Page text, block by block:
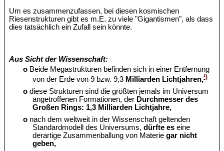
Um es zusammenzufassen, bei diesen kosmischen
Riesenstrukturen gibt es m.E. zu viele "Gigantismen", als dass
dies tatsächlich ein Zufall sein könnte.
Aus Sicht der Wissenschaft:
o Beide Megastrukturen befinden sich in einer Entfernung
von der Erde von 9 bzw. 9,3 Milliarden Lichtjahren,¹)
o diese Strukturen sind die größten jemals im Universum
angetroffenen Formationen, der Durchmesser des
Großen Rings: 1,3 Milliarden Lichtjahre,
o nach dem weltweit in der Wissenschaft geltenden
Standardmodell des Universums,dürfte eseine
derartige Zusammenballung von Materiegar nicht
geben,